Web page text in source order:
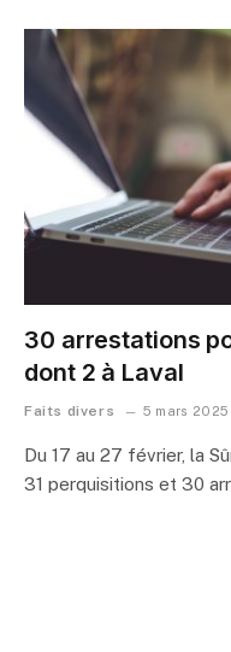
30 arrestations
dont 2 à Laval
Faits divers 5 mars 2025
Du 17 au 27 février, la
31 perquisitions et 30